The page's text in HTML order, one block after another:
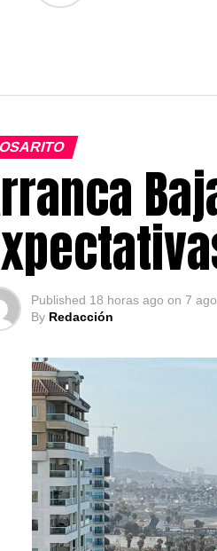
Published 18 horas ago on 7
By Redacción